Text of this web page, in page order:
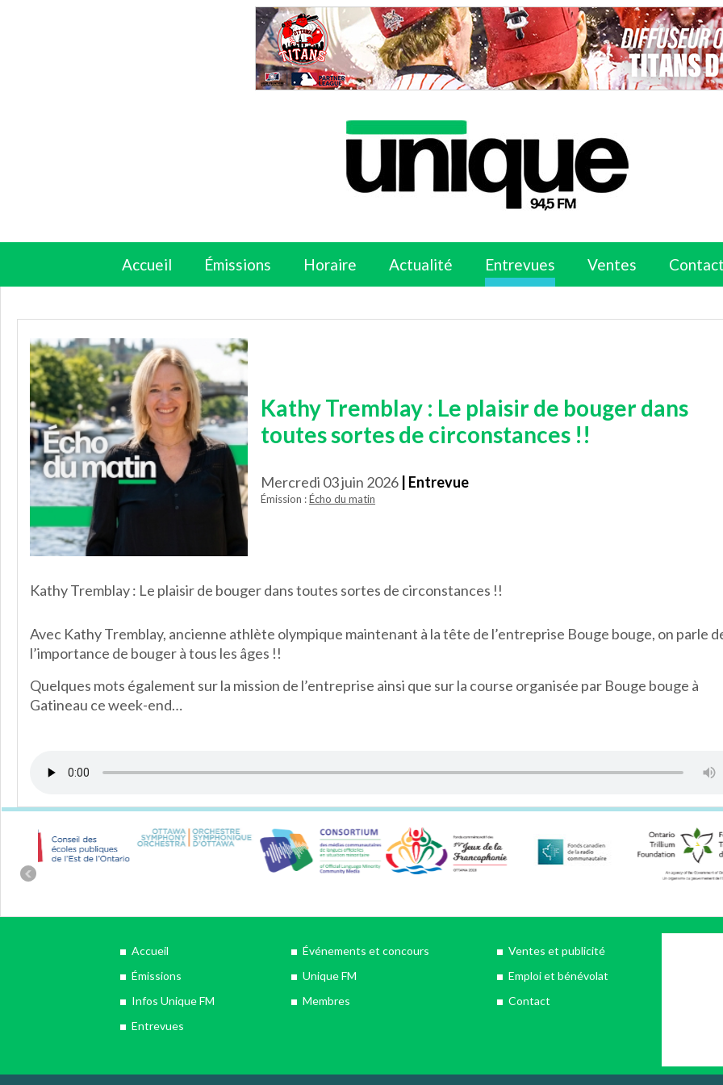
Accueil Émissions Horaire Actualité Entrevues Ventes
Kathy Tremblay : Le plaisir de bouger dans
toutes sortes de circonstances !!
Mercredi 03 juin 2026 | Entrevue
Émission :Écho du matin
Kathy Tremblay : Le plaisir de bouger dans toutes sortes de circonstances !!
Avec Kathy Tremblay, ancienne athlète olympique maintenant à la tête de l’entreprise Bouge bouge, on parle
l’importance de bouger à tous les âges !!
Quelques mots également sur la mission de l’entreprise ainsi que sur la course organisée par Bouge bouge à
Gatineau ce week-end…
Accueil
Émissions
Infos Unique FM
Entrevues
Événements et concours
Unique FM
Membres
Ventes et publicité
Emploi et bénévolat
Contact